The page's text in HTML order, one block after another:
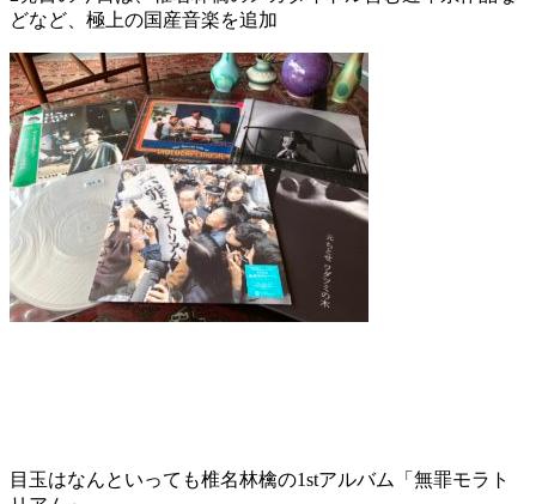
どなど、極上の国産音楽を追加
目玉はなんといっても椎名林檎の1stアルバム「無罪モラト